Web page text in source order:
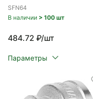
SFN64
В наличии > 100 шт
484.72 ₽/шт
Параметры